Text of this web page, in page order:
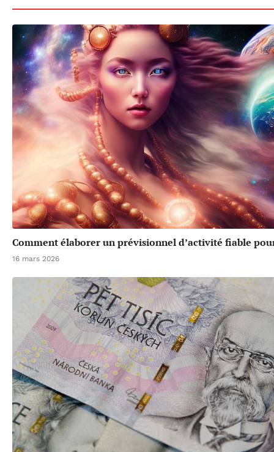
Comment élaborer un prévisionnel d’activité fiable
16 mars 2026